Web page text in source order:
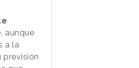
aunque
a la
previsión